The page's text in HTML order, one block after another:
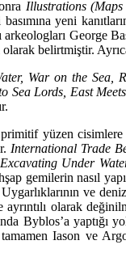
Illustrations
yeni
George
belirtmiştir.
War on the
Lords, East
primitif yüzen
International Trade
Excavating Under
gemilerin nasıl
ve
olarak
Byblos’a
Iason ve